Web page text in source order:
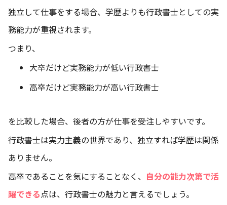
独立して仕事をする場合、学歴よりも行政書士としての実
務能力が重視されます。
つまり、
大卒だけど実務能力が低い行政書士
高卒だけど実務能力が高い行政書士
を比較した場合、後者の方が仕事を受注しやすいです。
行政書士は実力主義の世界であり、独立すれば学歴は関係
ありません。
高卒であることを気にすることなく、 自分の能力次第で活
躍できる点は、行政書士の魅力と言えるでしょう。